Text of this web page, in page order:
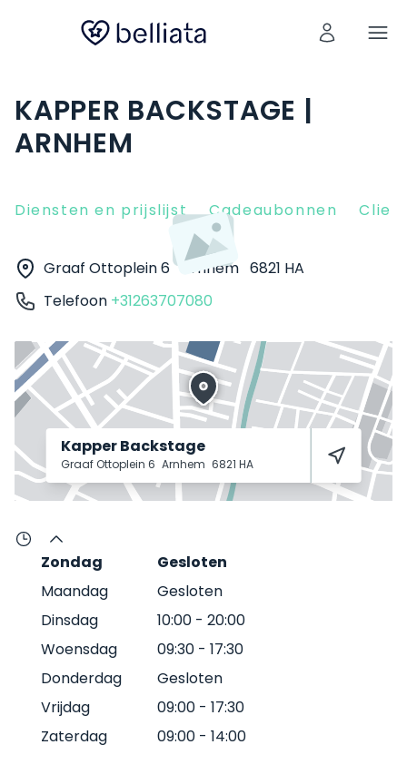
KAPPER BACKSTAGE |
ARNHEM
Diensten en prijslijst Cadeaubonnen
Graaf Ottoplein 6 Arnhem 6821 HA
Telefoon +31263707080
Kapper Backstage
Graaf Ottoplein 6 Arnhem 6821 HA
Zondag
Gesloten
Maandag
Gesloten
Dinsdag
10:00 - 20:00
Woensdag
09:30 - 17:30
Donderdag
Gesloten
Vrijdag
09:00 - 17:30
Zaterdag
09:00 - 14:00